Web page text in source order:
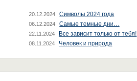
20.12.2024 Символы 2024 года
06.12.2024 Самые темные дни…
22.11.2024 Все зависит только от тебя!
08.11.2024 Человек и природа